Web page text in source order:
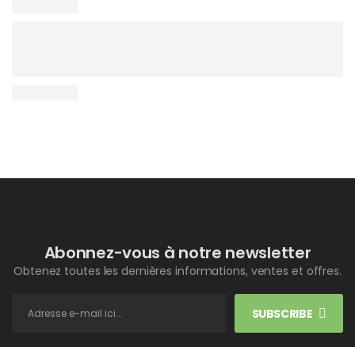
Abonnez-vous à notre newsletter
Obtenez toutes les dernières informations, ventes et offres.
SUBSCRIBE